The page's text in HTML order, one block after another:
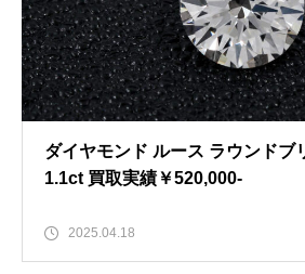
ダイヤモンド ルース ラウンドブ
1.1ct 買取実績￥520,000-
2025.04.18